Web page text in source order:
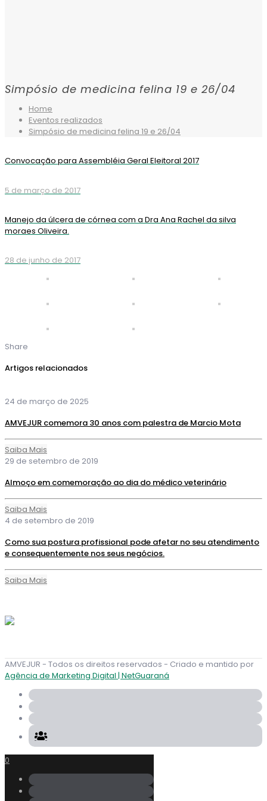
Simpósio de medicina felina 19 e 26/04
Home
Eventos realizados
Simpósio de medicina felina 19 e 26/04
Convocação para Assembléia Geral Eleitoral 2017
5 de março de 2017
Manejo da úlcera de córnea com a Dra Ana Rachel da silva
moraes Oliveira.
28 de junho de 2017
Share
Artigos relacionados
24 de março de 2025
AMVEJUR comemora 30 anos com palestra de Marcio Mota
Saiba Mais
29 de setembro de 2019
Almoço em comemoração ao dia do médico veterinário
Saiba Mais
4 de setembro de 2019
Como sua postura profissional pode afetar no seu atendimento
e consequentemente nos seus negócios.
Saiba Mais
AMVEJUR - Todos os direitos reservados - Criado e mantido por
Agência de Marketing Digital | NetGuaraná
0